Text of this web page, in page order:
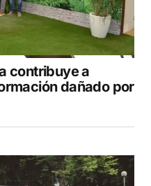
contribuye a
dañado por